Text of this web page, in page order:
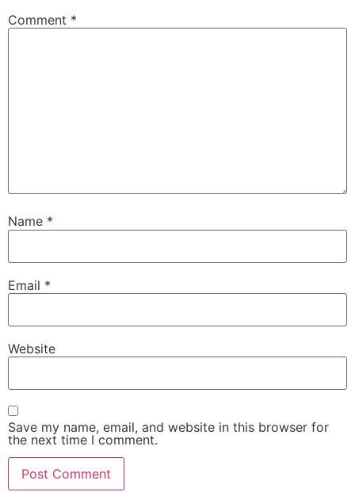
Comment *
Name *
Email *
Website
Save my name, email, and website in this browser for
the next time I comment.